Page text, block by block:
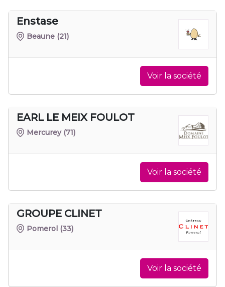
Enstase
Beaune (21)
Voir la société
EARL LE MEIX FOULOT
Mercurey (71)
Voir la société
GROUPE CLINET
Pomerol (33)
Voir la société